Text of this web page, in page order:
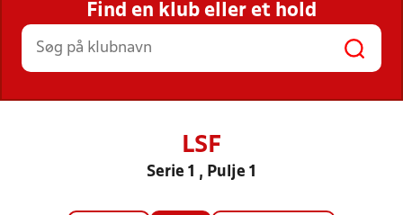
STILLINGER, RESULTATER, KLUBBER OG
HOLD
Find en klub eller et hold
LSF
Serie 1 , Pulje 1